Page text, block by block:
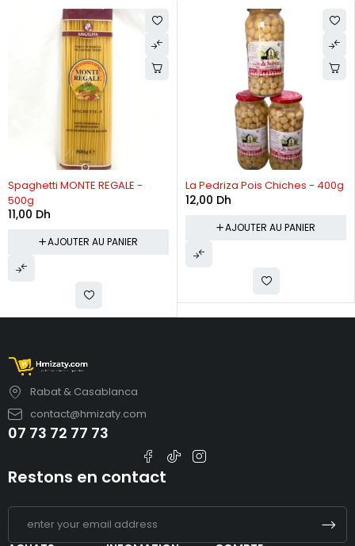
Spaghetti MONTE REGALE -
500g
11,00 Dh
AJOUTER AU PANIER
La Pedriza Pois Chiches - 400g
12,00 Dh
AJOUTER AU PANIER
Rabat & Casablanca
contact@hmizaty.com
07 73 72 77 73
Restons en contact